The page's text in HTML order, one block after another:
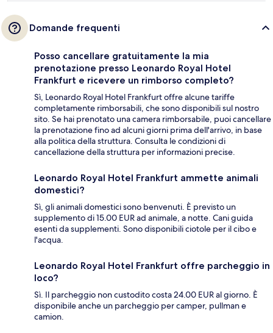
Domande frequenti
Posso cancellare gratuitamente la mia
prenotazione presso Leonardo Royal Hotel
Frankfurt e ricevere un rimborso completo?
Sì, Leonardo Royal Hotel Frankfurt offre alcune tariffe
completamente rimborsabili, che sono disponibili sul nostro
sito. Se hai prenotato una camera rimborsabile, puoi cancellare
la prenotazione fino ad alcuni giorni prima dell'arrivo, in base
alla politica della struttura. Consulta le condizioni di
cancellazione della struttura per informazioni precise.
Leonardo Royal Hotel Frankfurt ammette animali
domestici?
Sì, gli animali domestici sono benvenuti. È previsto un
supplemento di 15.00 EUR ad animale, a notte. Cani guida
esenti da supplementi. Sono disponibili ciotole per il cibo e
l'acqua.
Leonardo Royal Hotel Frankfurt offre parcheggio in
loco?
Sì. Il parcheggio non custodito costa 24.00 EUR al giorno. È
disponibile anche un parcheggio per camper, pullman e
camion.